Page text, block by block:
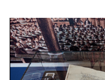
r
i
g
e